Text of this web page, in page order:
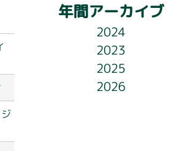
年間アーカイブ
2024
2023
2025
2026